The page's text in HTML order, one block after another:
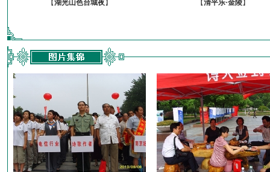
【湖光山色台城夜】 【清平乐·金陵】